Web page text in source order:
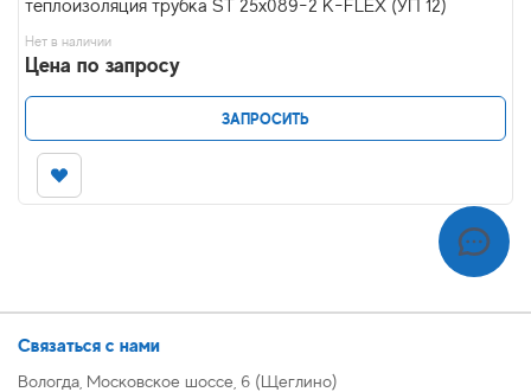
теплоизоляция трубка ST 25x089-2 K-FLEX (УП 12)
Нет в наличии
Цена по запросу
ЗАПРОСИТЬ
Связаться с нами
Вологда, Московское шоссе, 6 (Щеглино)